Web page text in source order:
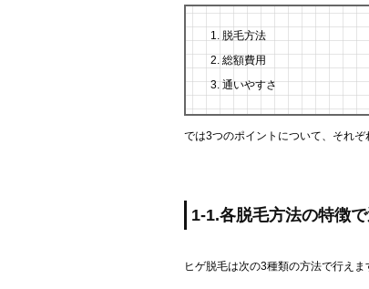
脱毛方法
総額費用
通いやすさ
では3つのポイントについて、それぞ
1-1.各脱毛方法の特徴
ヒゲ脱毛は次の3種類の方法で行えま